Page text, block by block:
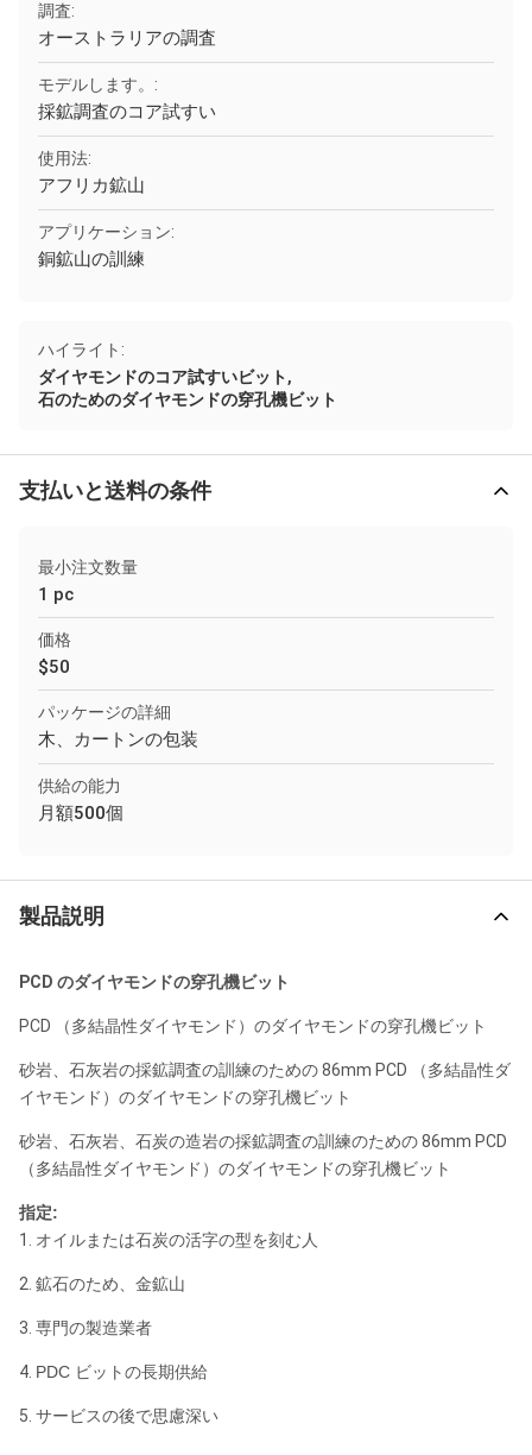
調査:
オーストラリアの調査
モデルします。:
採鉱調査のコア試すい
使用法:
アフリカ鉱山
アプリケーション:
銅鉱山の訓練
ハイライト:
ダイヤモンドのコア試すいビット,
石のためのダイヤモンドの穿孔機ビット
支払いと送料の条件
最小注文数量
1 pc
価格
$50
パッケージの詳細
木、カートンの包装
供給の能力
月額500個
製品説明
PCD のダイヤモンドの穿孔機ビット
PCD （多結晶性ダイヤモンド）のダイヤモンドの穿孔機ビット
砂岩、石灰岩の採鉱調査の訓練のための 86mm PCD （多結晶性ダ
イヤモンド）のダイヤモンドの穿孔機ビット
砂岩、石灰岩、石炭の造岩の採鉱調査の訓練のための 86mm PCD
（多結晶性ダイヤモンド）のダイヤモンドの穿孔機ビット
指定:
1. オイルまたは石炭の活字の型を刻む人
2. 鉱石のため、金鉱山
3. 専門の製造業者
4. PDC ビットの長期供給
5. サービスの後で思慮深い